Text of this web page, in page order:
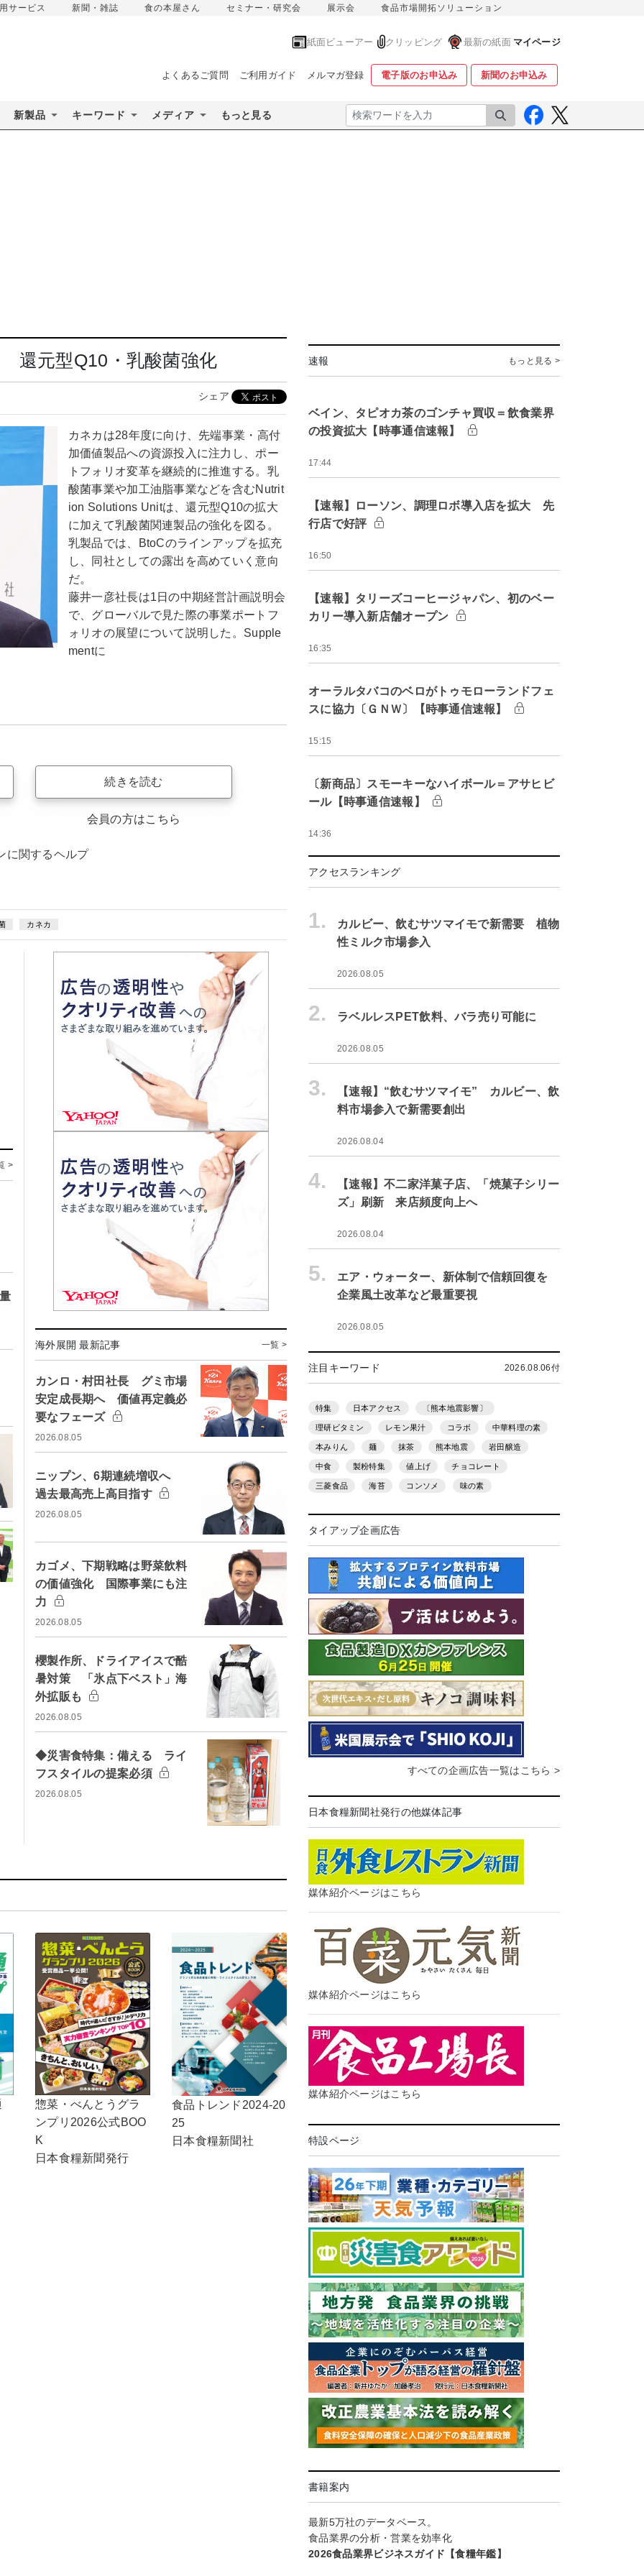
サービス 新聞・雑誌 食の本屋さん セミナー・研究会 展示会 食品市場開拓ソリューション
紙面ビューアー クリッピング 最新の紙面 マイページ
よくあるご質問 ご利用ガイド メルマガ登録 電子版のお申込み 新聞のお申込み
新製品 キーワード メディア もっと見る 検索
還元型Q10・乳酸菌強化
シェア
カネカは28年度に向け、先端事業・高付
加価値製品への資源投入に注力し、ポー
トフォリオ変革を継続的に推進する。乳
酸菌事業や加工油脂事業などを含むNutrit
ion Solutions Unitは、還元型Q10の拡大
に加えて乳酸菌関連製品の強化を図る。
乳製品では、BtoCのラインアップを拡充
し、同社としての露出を高めていく意向
だ。
藤井一彦社長は1日の中期経営計画説明会
で、グローバルで見た際の事業ポートフ
ォリオの展望について説明した。Supple
mentに
続きを読む
会員の方はこちら
に関するヘルプ
カネカ
>
海外展開 最新記事 一覧 >
カンロ・村田社長 グミ市場
安定成長期へ 価値再定義必
要なフェーズ
2026.08.05
ニップン、6期連続増収へ
過去最高売上高目指す
2026.08.05
カゴメ、下期戦略は野菜飲料
の価値強化 国際事業にも注
力
2026.08.05
櫻製作所、ドライアイスで酷
暑対策 「氷点下ベスト」海
外拡販も
2026.08.05
◆災害食特集：備える ライ
フスタイルの提案必須
2026.08.05
惣菜・べんとうグラ
ンプリ2026公式BOO
K
日本食糧新聞発行
食品トレンド2024-20
25
日本食糧新聞社
速報 もっと見る >
ベイン、タピオカ茶のゴンチャ買収＝飲食業界
の投資拡大【時事通信速報】
17:44
【速報】ローソン、調理ロボ導入店を拡大 先
行店で好評
16:50
【速報】タリーズコーヒージャパン、初のベー
カリー導入新店舗オープン
16:35
オーラルタバコのベロがトゥモローランドフェ
スに協力〔ＧＮＷ〕【時事通信速報】
15:15
〔新商品〕スモーキーなハイボール＝アサヒビ
ール【時事通信速報】
14:36
アクセスランキング
1.
カルビー、飲むサツマイモで新需要 植物
性ミルク市場参入
2026.08.05
2. ラベルレスPET飲料、バラ売り可能に
2026.08.05
3.
【速報】“飲むサツマイモ” カルビー、飲
料市場参入で新需要創出
2026.08.04
4.
【速報】不二家洋菓子店、「焼菓子シリー
ズ」刷新 来店頻度向上へ
2026.08.04
5.
エア・ウォーター、新体制で信頼回復を
企業風土改革など最重要視
2026.08.05
注目キーワード 2026.08.06付
特集 日本アクセス 〔熊本地震影響〕
理研ビタミン レモン果汁 コラボ 中華料理の素
本みりん 麺 抹茶 熊本地震 岩田醸造
中食 製粉特集 値上げ チョコレート
三菱食品 海苔 コンソメ 味の素
タイアップ企画広告
すべての企画広告一覧はこちら >
日本食糧新聞社発行の他媒体記事
媒体紹介ページはこちら
媒体紹介ページはこちら
媒体紹介ページはこちら
特設ページ
書籍案内
最新5万社のデータベース。
食品業界の分析・営業を効率化
2026食品業界ビジネスガイド【食糧年鑑】